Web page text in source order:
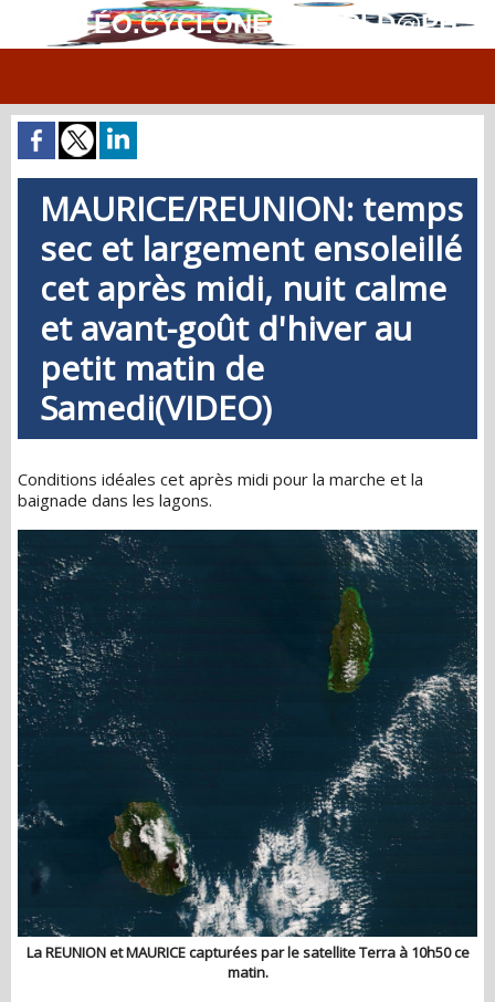
MÉTÉO.CYCLONES.WORLD@PH
MAURICE/REUNION: temps
sec et largement ensoleillé
cet après midi, nuit calme
et avant-goût d'hiver au
petit matin de
Samedi(VIDEO)
Conditions idéales cet après midi pour la marche et la
baignade dans les lagons.
La REUNION et MAURICE capturées par le satellite Terra à 10h50 ce
matin.